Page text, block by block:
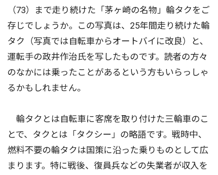
（73）まで走り続けた「茅ヶ崎の名物」輪タクをご
存じでしょうか。この写真は、25年間走り続けた輪
タク（写真では自転車からオートバイに改良）と、
運転手の政井作治氏を写したものです。読者の方々
のなかには乗ったことがあるという方もいらっしゃ
るかもしれません。
輪タクとは自転車に客席を取り付けた三輪車のこ
とで、タクとは「タクシー」の略語です。戦時中、
燃料不要の輪タクは国策に沿った乗りものとして広
まります。特に戦後、復員兵などの失業者が収入を